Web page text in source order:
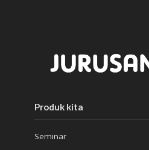
Produk kita
Seminar